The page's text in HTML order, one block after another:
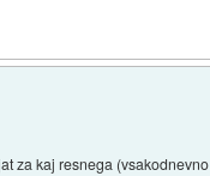
za kaj resnega (vsakodnevno